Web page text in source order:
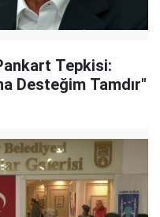
Tepkisi:
Desteğim Tamdır"